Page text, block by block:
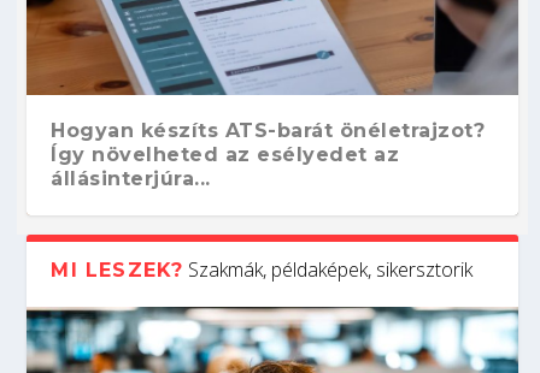
Hogyan készíts ATS-barát önéletrajzot?
Így növelheted az esélyedet az
állásinterjúra...
MI LESZEK? Szakmák, példaképek, sikersztorik